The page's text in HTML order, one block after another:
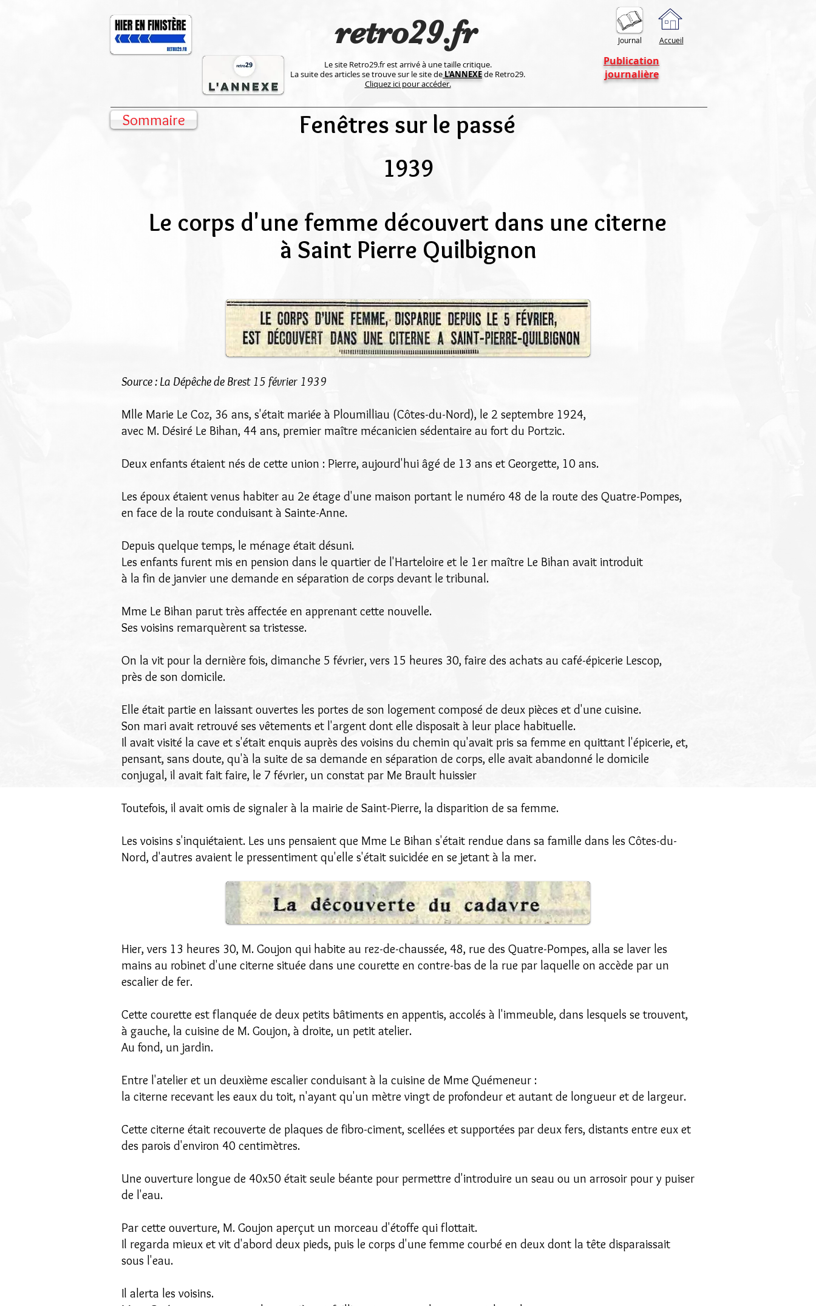
retro29.fr
Le site Retro29.fr est arrivé à une taille critique.
La suite des articles se trouve sur le site deL'ANNEXEde Retro29.
Cliquez ici pour accéder.
Journal Accueil
Publication
journalière
Sommaire
Fenêtres sur le passé
1939
Le corps d'une femme découvert dans une citerne
à Saint Pierre Quilbignon
Source : La Dépêche de Brest 15 février 1939
Mlle Marie Le Coz, 36 ans, s'était mariée à Ploumilliau (Côtes-du-Nord), le 2 septembre 1924,
avec M. Désiré Le Bihan, 44 ans, premier maître mécanicien sédentaire au fort du Portzic.
Deux enfants étaient nés de cette union : Pierre, aujourd'hui âgé de 13 ans et Georgette, 10 ans.
Les époux étaient venus habiter au 2e étage d'une maison portant le numéro 48 de la route des Quatre-Pompes,
en face de la route conduisant à Sainte-Anne.
Depuis quelque temps, le ménage était désuni.
Les enfants furent mis en pension dans le quartier de l'Harteloire et le 1er maître Le Bihan avait introduit
à la fin de janvier une demande en séparation de corps devant le tribunal.
Mme Le Bihan parut très affectée en apprenant cette nouvelle.
Ses voisins remarquèrent sa tristesse.
On la vit pour la dernière fois, dimanche 5 février, vers 15 heures 30, faire des achats au café-épicerie Lescop,
près de son domicile.
Elle était partie en laissant ouvertes les portes de son logement composé de deux pièces et d'une cuisine.
Son mari avait retrouvé ses vêtements et l'argent dont elle disposait à leur place habituelle.
Il avait visité la cave et s'était enquis auprès des voisins du chemin qu'avait pris sa femme en quittant l'épicerie, et,
pensant, sans doute, qu'à la suite de sa demande en séparation de corps, elle avait abandonné le domicile
conjugal, il avait fait faire, le 7 février, un constat par Me Brault huissier
Toutefois, il avait omis de signaler à la mairie de Saint-Pierre, la disparition de sa femme.
Les voisins s'inquiétaient. Les uns pensaient que Mme Le Bihan s'était rendue dans sa famille dans les Côtes-du-
Nord, d'autres avaient le pressentiment qu'elle s'était suicidée en se jetant à la mer.
Hier, vers 13 heures 30, M. Goujon qui habite au rez-de-chaussée, 48, rue des Quatre-Pompes, alla se laver les
mains au robinet d'une citerne située dans une courette en contre-bas de la rue par laquelle on accède par un
escalier de fer.
Cette courette est flanquée de deux petits bâtiments en appentis, accolés à l'immeuble, dans lesquels se trouvent,
à gauche, la cuisine de M. Goujon, à droite, un petit atelier.
Au fond, un jardin.
Entre l'atelier et un deuxième escalier conduisant à la cuisine de Mme Quémeneur :
la citerne recevant les eaux du toit, n'ayant qu'un mètre vingt de profondeur et autant de longueur et de largeur.
Cette citerne était recouverte de plaques de fibro-ciment, scellées et supportées par deux fers, distants entre eux et
des parois d'environ 40 centimètres.
Une ouverture longue de 40x50 était seule béante pour permettre d'introduire un seau ou un arrosoir pour y puiser
de l'eau.
Par cette ouverture, M. Goujon aperçut un morceau d'étoffe qui flottait.
Il regarda mieux et vit d'abord deux pieds, puis le corps d'une femme courbé en deux dont la tête disparaissait
sous l'eau.
Il alerta les voisins.